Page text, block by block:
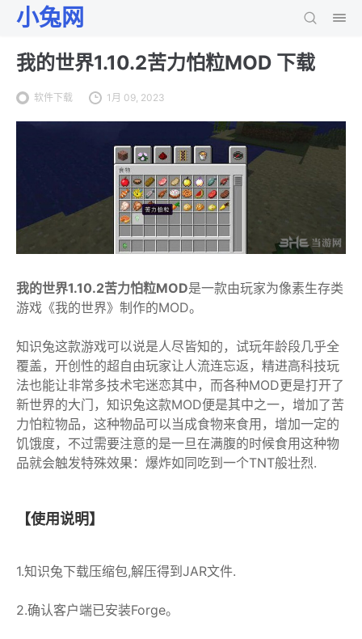
小兔网
我的世界1.10.2苦力怕粒MOD 下载
软件下载 1月 09, 2023
我的世界1.10.2苦力怕粒MOD是一款由玩家为像素生存类
游戏《我的世界》制作的MOD。
知识兔这款游戏可以说是人尽皆知的，试玩年龄段几乎全
覆盖，开创性的超自由玩家让人流连忘返，精进高科技玩
法也能让非常多技术宅迷恋其中，而各种MOD更是打开了
新世界的大门，知识兔这款MOD便是其中之一，增加了苦
力怕粒物品，这种物品可以当成食物来食用，增加一定的
饥饿度，不过需要注意的是一旦在满腹的时候食用这种物
品就会触发特殊效果：爆炸如同吃到一个TNT般壮烈.
【使用说明】
1.知识兔下载压缩包,解压得到JAR文件.
2.确认客户端已安装Forge。